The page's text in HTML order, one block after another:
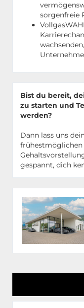
sorgenfreie
Bist du bereit,
zu starten und
werden?
Dann lass uns
gespannt, dich